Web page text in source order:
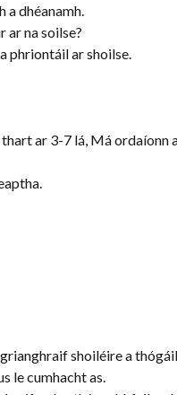
a dhéanamh.
ar na soilse?
phriontáil ar shoilse.
ar 3-7 lá, Má ordaíonn
shoiléire a
le cumhacht as.